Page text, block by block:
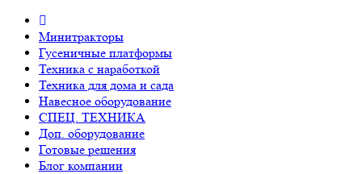
Минитракторы
Гусеничные платформы
Техника с наработкой
Техника для дома и сада
Навесное оборудование
СПЕЦ. ТЕХНИКА
Доп. оборудование
Готовые решения
Блог компании